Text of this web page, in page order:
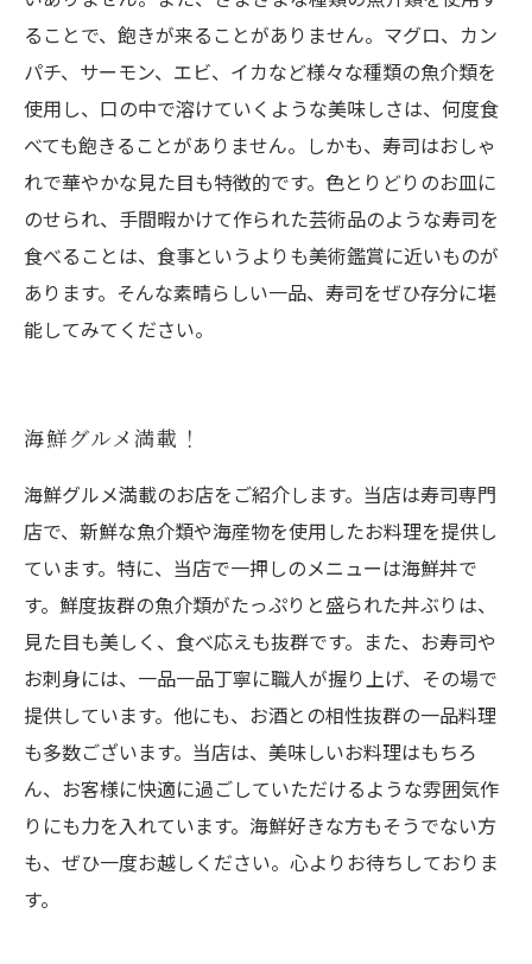
ることで、飽きが来ることがありません。マグロ、カン
パチ、サーモン、エビ、イカなど様々な種類の魚介類を
使用し、口の中で溶けていくような美味しさは、何度食
べても飽きることがありません。しかも、寿司はおしゃ
れで華やかな見た目も特徴的です。色とりどりのお皿に
のせられ、手間暇かけて作られた芸術品のような寿司を
食べることは、食事というよりも美術鑑賞に近いものが
あります。そんな素晴らしい一品、寿司をぜひ存分に堪
能してみてください。
海鮮グルメ満載！
海鮮グルメ満載のお店をご紹介します。当店は寿司専門
店で、新鮮な魚介類や海産物を使用したお料理を提供し
ています。特に、当店で一押しのメニューは海鮮丼で
す。鮮度抜群の魚介類がたっぷりと盛られた丼ぶりは、
見た目も美しく、食べ応えも抜群です。また、お寿司や
お刺身には、一品一品丁寧に職人が握り上げ、その場で
提供しています。他にも、お酒との相性抜群の一品料理
も多数ございます。当店は、美味しいお料理はもちろ
ん、お客様に快適に過ごしていただけるような雰囲気作
りにも力を入れています。海鮮好きな方もそうでない方
も、ぜひ一度お越しください。心よりお待ちしておりま
す。